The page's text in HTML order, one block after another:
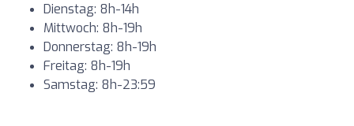
Dienstag: 8h-14h
Mittwoch: 8h-19h
Donnerstag: 8h-19h
Freitag: 8h-19h
Samstag: 8h-23:59